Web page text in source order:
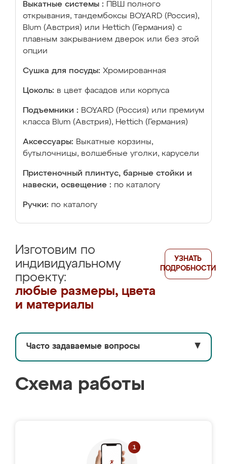
Выкатные системы :
ПВШ полного
открывания, тандембоксы BOYARD (Россия),
Blum (Австрия) или Hettich (Германия) с
плавным закрыванием дверок или без этой
опции
Сушка для посуды: Хромированная
Цоколь: в цвет фасадов или корпуса
Подъемники : BOYARD (Россия) или премиум
класса Blum (Австрия), Hettich (Германия)
Аксессуары: Выкатные корзины,
бутылочницы, волшебные уголки, карусели
Пристеночный плинтус, барные стойки и
навески, освещение : по каталогу
Ручки: по каталогу
Изготовим по
индивидуальному
проекту:
любые размеры, цвета
и материалы
УЗНАТЬ
ПОДРОБНОСТИ
Часто задаваемые вопросы ▼
Схема работы